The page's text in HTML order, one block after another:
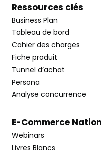
Ressources clés
Business Plan
Tableau de bord
Cahier des charges
Fiche produit
Tunnel d’achat
Persona
Analyse concurrence
E-Commerce Nation
Webinars
Livres Blancs